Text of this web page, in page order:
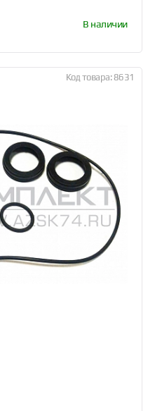
В наличии
Код товара: 8631